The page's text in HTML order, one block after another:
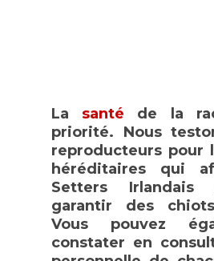
La santé de la
priorité. Nous
reproducteurs pour
héréditaires qui
Setters Irlandais
garantir des
Vous pouvez
constater en